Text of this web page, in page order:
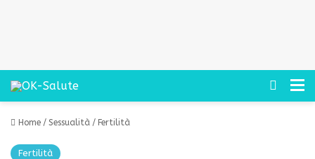
Cerca
Home / Sessualità / Fertilità
Fertilità